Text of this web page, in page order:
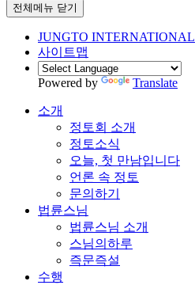
전체메뉴 닫기
JUNGTO INTERNATIONAL
사이트맵
Powered by Translate
소개
정토회 소개
정토소식
오늘, 첫 만남입니다
언론 속 정토
문의하기
법륜스님
법륜스님 소개
스님의하루
즉문즉설
수행